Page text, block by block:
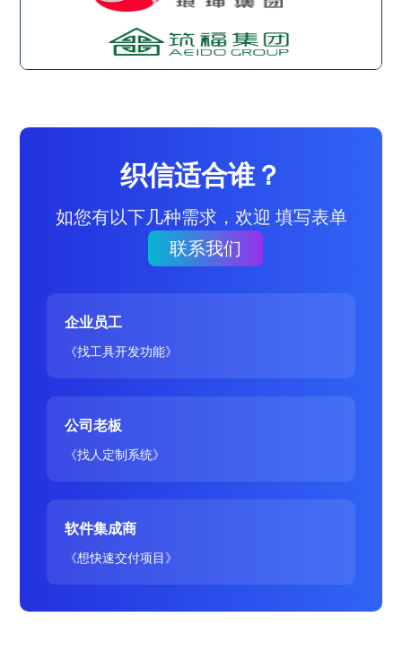
织信适合谁？
如您有以下几种需求，欢迎 填写表单
联系我们
企业员工
《找工具开发功能》
公司老板
《找人定制系统》
软件集成商
《想快速交付项目》